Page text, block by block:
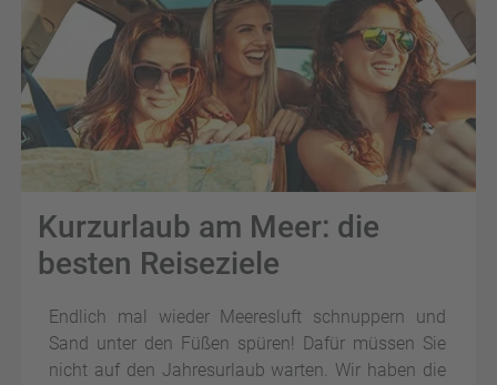
Kurzurlaub am Meer: die
besten Reiseziele
Endlich mal wieder Meeresluft schnuppern und
Sand unter den Füßen spüren! Dafür müssen Sie
nicht auf den Jahresurlaub warten. Wir haben die